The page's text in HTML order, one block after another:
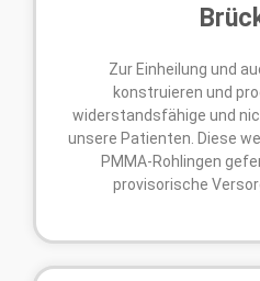
Zur Einheilung und
konstruieren und
widerstandsfähige und
unsere Patienten. Diese
PMMA-Rohlingen
provisorische